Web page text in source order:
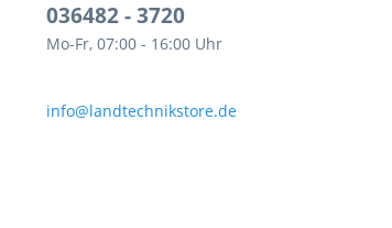
036482 - 3720
Mo-Fr, 07:00 - 16:00 Uhr
info@landtechnikstore.de